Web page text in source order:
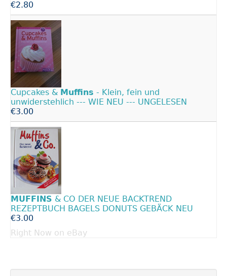
€2.80
Cupcakes & Muffins - Klein, fein und
unwiderstehlich --- WIE NEU --- UNGELESEN
€3.00
MUFFINS & CO DER NEUE BACKTREND
REZEPTBUCH BAGELS DONUTS GEBÄCK NEU
€3.00
Right Now on eBay